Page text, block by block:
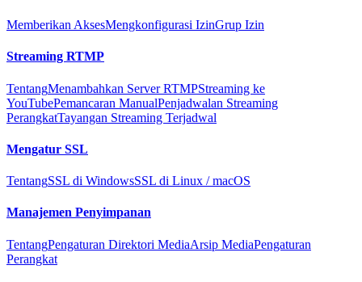
Memberikan AksesMengkonfigurasi IzinGrup Izin
Streaming RTMP
TentangMenambahkan Server RTMPStreaming ke
YouTubePemancaran ManualPenjadwalan Streaming
PerangkatTayangan Streaming Terjadwal
Mengatur SSL
TentangSSL di WindowsSSL di Linux / macOS
Manajemen Penyimpanan
TentangPengaturan Direktori MediaArsip MediaPengaturan
Perangkat